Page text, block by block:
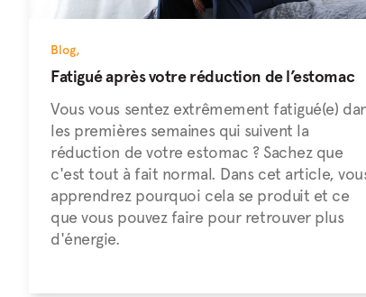
Blog,
Fatigué après votre réduction de l’estomac
Vous vous sentez extrêmement fatigué(e)
les premières semaines qui suivent la
réduction de votre estomac ? Sachez que
c'est tout à fait normal. Dans cet article,
apprendrez pourquoi cela se produit et ce
que vous pouvez faire pour retrouver plus
d'énergie.